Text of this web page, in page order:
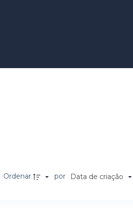
Ordenar por Data de criação